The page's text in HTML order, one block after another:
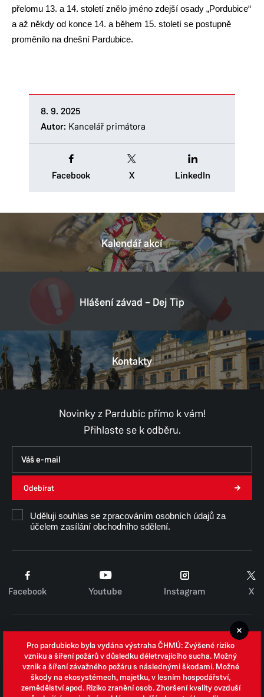
přelomu 13. a 14. století znělo jméno zdejší osady „Pordubice“
a až někdy od konce 14. a během 15. století se postupně
proměnilo na dnešní Pardubice.
8. 9. 2025
Autor: Kancelář primátora
Facebook X LinkedIn
Kalendář akcí
Hlášení závad – Dej Tip
Kontakty
Novinky z Pardubic přímo k vám!
Přihlaste se k odběru.
Odebírat
Uděluji souhlas se zpracováním osobních údajů za
účelem zasílání obchodního sdělení.
Facebook Youtube Instagram X
Zpracování osobních údajů
Whistleblowing
Open data
Pro pardubicko byla vydána výstraha ČHMÚ: Zvýšené riziko
vzniku a šíření požárů v důsledku déletrvajícího sucha. Možný
vznik a šíření závažného požáru s následnými škodami. Možné
škody na ekosystémech, majetku, v lesním hospodářství,
zemědělství apod. Riziko zranění osob. Zhoršení kvality ovzduší